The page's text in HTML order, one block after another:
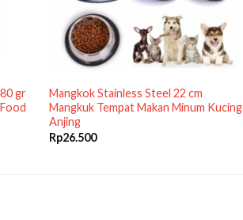
gr
Mangkok Stainless Steel 22 cm
Mangkuk Tempat Makan Minum Kucing
Anjing
Rp26.500